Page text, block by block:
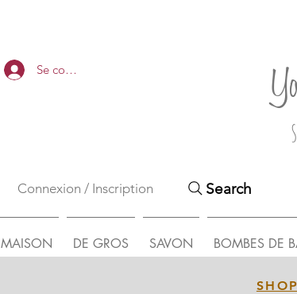
Se connecter
Connexion / Inscription Search
MAISON DE GROS SAVON BOMBES DE